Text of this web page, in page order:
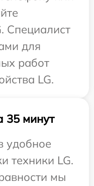
Специалист
для
работ
LG.
35 минут
удобное
техники LG.
мы